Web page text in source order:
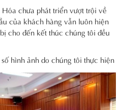
chưa phát triển vượt trội về
của khách hàng vẫn luôn hiện
cho đến kết thúc chúng tôi đều
hình ảnh do chúng tôi thực hiện